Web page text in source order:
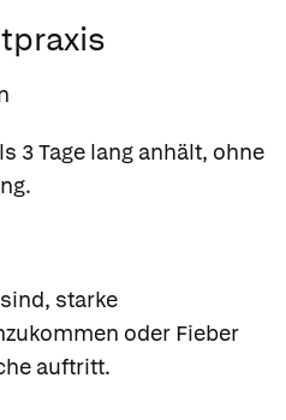
3 Tage lang anhält, ohne
starke
oder Fieber
auftritt.